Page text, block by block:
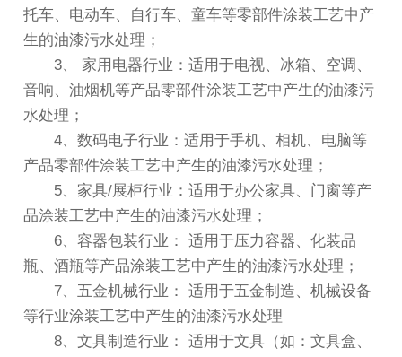
托车、电动车、自行车、童车等零部件涂装工艺中产
生的油漆污水处理；
3、 家用电器行业：适用于电视、冰箱、空调、
音响、油烟机等产品零部件涂装工艺中产生的油漆污
水处理；
4、数码电子行业：适用于手机、相机、电脑等
产品零部件涂装工艺中产生的油漆污水处理；
5、家具/展柜行业：适用于办公家具、门窗等产
品涂装工艺中产生的油漆污水处理；
6、容器包装行业： 适用于压力容器、化装品
瓶、酒瓶等产品涂装工艺中产生的油漆污水处理；
7、五金机械行业： 适用于五金制造、机械设备
等行业涂装工艺中产生的油漆污水处理
8、文具制造行业： 适用于文具（如：文具盒、